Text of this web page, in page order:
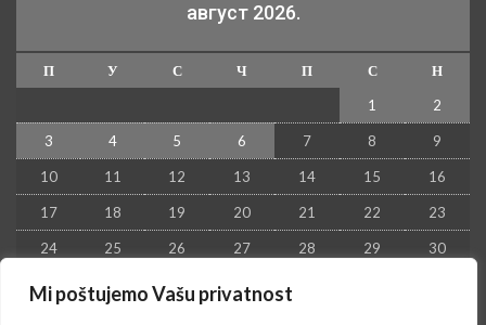
Mi poštujemo Vašu privatnost
август 2026.
П У С Ч П С
Н
1
2
3 4 5 6 7 8 9
10 11 12 13 14 15 16
17 18 19 20 21 22 23
24 25 26 27 28 29 30
31